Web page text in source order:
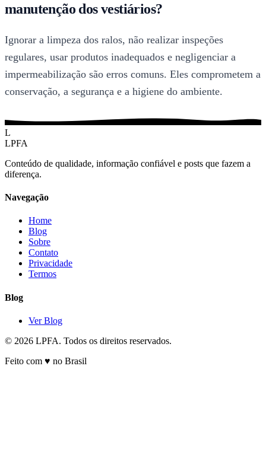
manutenção dos vestiários?
Ignorar a limpeza dos ralos, não realizar inspeções
regulares, usar produtos inadequados e negligenciar a
impermeabilização são erros comuns. Eles comprometem a
conservação, a segurança e a higiene do ambiente.
L
LPFA
Conteúdo de qualidade, informação confiável e posts que fazem a
diferença.
Navegação
Home
Blog
Sobre
Contato
Privacidade
Termos
Blog
Ver Blog
© 2026 LPFA. Todos os direitos reservados.
Feito com ♥ no Brasil